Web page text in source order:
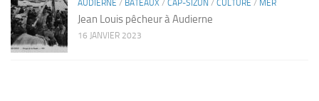
AUDIERNE / BATEAUX / CAP-SIZUN / CULTURE / MER
Jean Louis pêcheur à Audierne
16 JANVIER 2023